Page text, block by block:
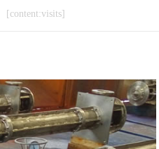
[content:visits]